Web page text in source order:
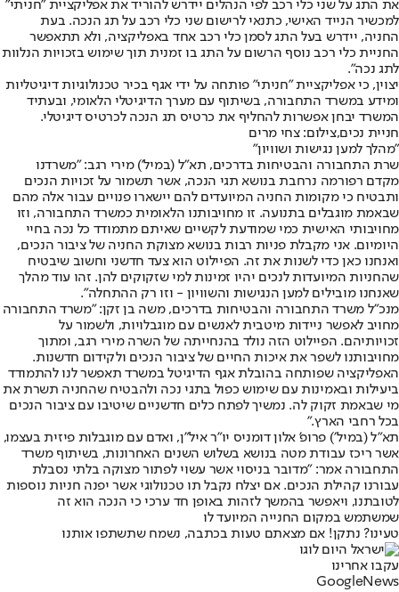
את התג על שני כלי רכב לפי הנהלים יידרש להוריד את אפליקציית "חניתי"
למכשיר הנייד האישי, כתנאי לרישום שני כלי רכב על תג הנכה. בעת
החניה, יידרש בעל התג לסמן כלי רכב אחד באפליקציה, ולא תתאפשר
החניית כלי רכב נוסף הרשום על התג בו זמנית תוך שימוש בזכויות הנלוות
לתג נכה".
יצוין, כי אפליקציית "חניתי" פותחה על ידי אגף בכיר טכנולוגיות דיגיטליות
ומידע במשרד התחבורה, בשיתוף עם מערך הדיגיטלי הלאומי, ובעתיד
המשרד יבחן אפשרות להחליף את כרטיס תג הנכה לכרטיס דיגיטלי.
חניית נכים,צילום: צחי מרים
"מהלך למען נגישות ושוויון"
שרת התחבורה והבטיחות בדרכים, תא"ל (במיל') מירי רגב: "משרדנו
מקדם רפורמה נרחבת בנושא תגי הנכה, אשר תשמור על זכויות הנכים
ותבטיח כי מקומות החניה המיועדים להם יישארו פנויים עבור אלה מהם
שבאמת מוגבלים בתנועה. זו מחויבותנו הלאומית כמשרד התחבורה, וזו
מחויבותי האישית כמי שמודעת לקשיים שאיתם מתמודד כל נכה בחיי
היומיום. אני מקבלת פניות רבות בנושא מצוקת החניה של ציבור הנכים,
ואנחנו כאן כדי לשנות את זה. הפיילוט הוא צעד חדשני וחשוב שיבטיח
שהחניות המיועדות לנכים יהיו זמינות למי שזקוקים להן. זהו עוד מהלך
שאנחנו מובילים למען הנגישות והשוויון - וזו רק ההתחלה".
מנכ"ל משרד התחבורה והבטיחות בדרכים, משה בן זקן: "משרד התחבורה
מחויב לאפשר ניידות מיטבית לאנשים עם מוגבלויות, ולשמור על
זכויותיהם. הפיילוט הזה נולד בהנחייתה של השרה מירי רגב, ומתוך
מחויבותנו לשפר את איכות החיים של ציבור הנכים ולקידום חדשנות.
האפליקציה שפותחה בהובלת אגף הדיגיטל במשרד תאפשר לנו להתמודד
ביעילות ובאמינות עם שימוש כפול בתגי נכה ולהבטיח שהחניה תשרת את
מי שבאמת זקוק לה. נמשיך לפתח כלים חדשניים שיטיבו עם ציבור הנכים
בכל רחבי הארץ."
תא"ל (במיל׳) פרופ' אלון דומניס יו״ר איל״ן, ואדם עם מוגבלות פיזית בעצמו,
אשר ריכז עבודת מטה בנושא בשלוש השנים האחרונות, בשיתוף משרד
התחבורה אמר: "מדובר בניסוי אשר עשוי לפתור מצוקה בלתי נסבלת
עבורנו קהילת הנכים. אם יצלח נקבל תו טכנולוגי אשר יפנה חניות נוספות
לטובתנו, ויאפשר בהמשך לזהות באופן חד ערכי כי הנכה הוא זה
שמשתמש במקום החנייה המיועד לו
טעינו? נתקן! אם מצאתם טעות בכתבה, נשמח שתשתפו אותנו
עקבו אחרינו
Googl eNews